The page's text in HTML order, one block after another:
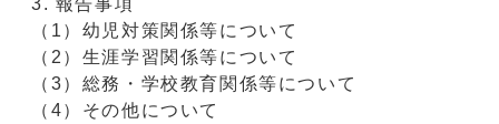
報告事項
（1）幼児対策関係等について
（2）生涯学習関係等について
（3）総務・学校教育関係等について
（4）その他について